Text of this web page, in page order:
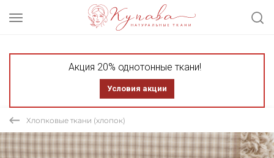
Акция 20% однотонные ткани!
Условия акции
Хлопковые ткани (хлопок)